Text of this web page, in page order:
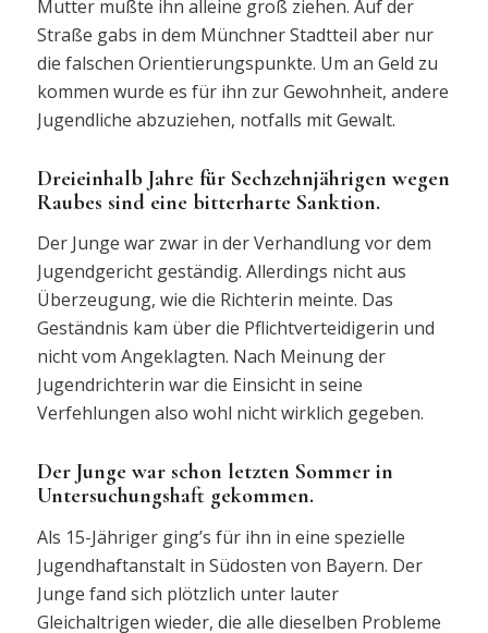
Mutter mußte ihn alleine groß ziehen. Auf der
Straße gabs in dem Münchner Stadtteil aber nur
die falschen Orientierungspunkte. Um an Geld zu
kommen wurde es für ihn zur Gewohnheit, andere
Jugendliche abzuziehen, notfalls mit Gewalt.
Dreieinhalb Jahre für Sechzehnjährigen wegen
Raubes sind eine bitterharte Sanktion.
Der Junge war zwar in der Verhandlung vor dem
Jugendgericht geständig. Allerdings nicht aus
Überzeugung, wie die Richterin meinte. Das
Geständnis kam über die Pflichtverteidigerin und
nicht vom Angeklagten. Nach Meinung der
Jugendrichterin war die Einsicht in seine
Verfehlungen also wohl nicht wirklich gegeben.
Der Junge war schon letzten Sommer in
Untersuchungshaft gekommen.
Als 15-Jähriger ging’s für ihn in eine spezielle
Jugendhaftanstalt in Südosten von Bayern. Der
Junge fand sich plötzlich unter lauter
Gleichaltrigen wieder, die alle dieselben Probleme